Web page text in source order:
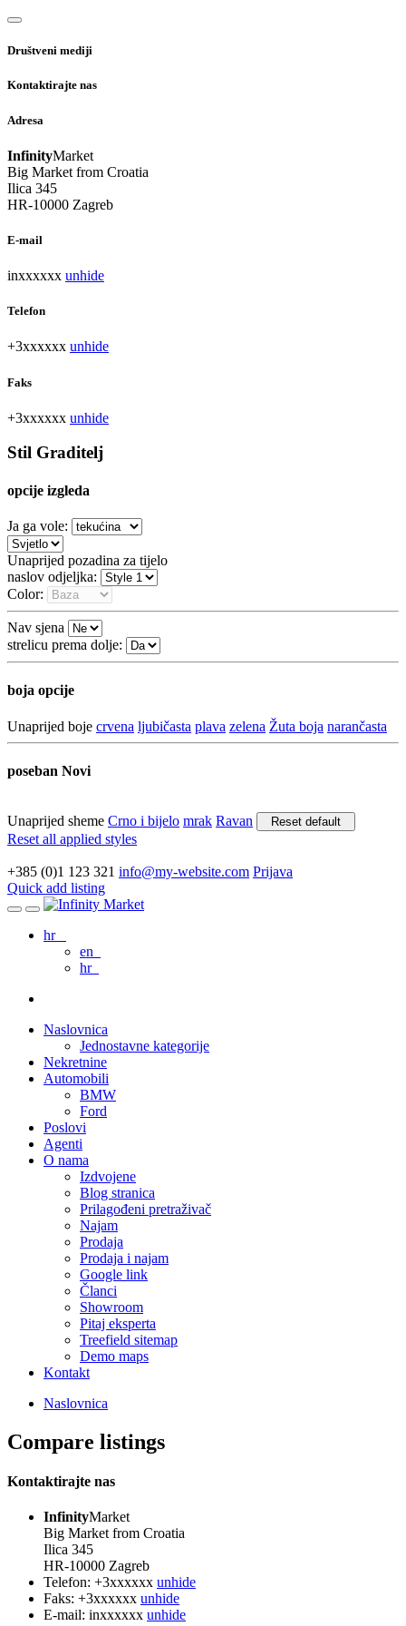
Društveni mediji
Kontaktirajte nas
Adresa
InfinityMarket
Big Market from Croatia
Ilica 345
HR-10000 Zagreb
E-mail
inxxxxxx unhide
Telefon
+3xxxxxx unhide
Faks
+3xxxxxx unhide
Stil Graditelj
opcije izgleda
Ja ga vole:
Unaprijed pozadina za tijelo
naslov odjeljka:
Color:
Nav sjena
strelicu prema dolje:
boja opcije
Unaprijed boje crvena ljubičasta plava zelena Žuta boja narančasta
poseban Novi
Unaprijed sheme Crno i bijelo mrak Ravan Reset default
Reset all applied styles
+385 (0)1 123 321 info@my-website.com Prijava
Quick add listing
hr
en
hr
Naslovnica
Jednostavne kategorije
Nekretnine
Automobili
BMW
Ford
Poslovi
Agenti
O nama
Izdvojene
Blog stranica
Prilagođeni pretraživač
Najam
Prodaja
Prodaja i najam
Google link
Članci
Showroom
Pitaj eksperta
Treefield sitemap
Demo maps
Kontakt
Naslovnica
Compare listings
Kontaktirajte nas
InfinityMarket
Big Market from Croatia
Ilica 345
HR-10000 Zagreb
Telefon: +3xxxxxx unhide
Faks: +3xxxxxx unhide
E-mail: inxxxxxx unhide